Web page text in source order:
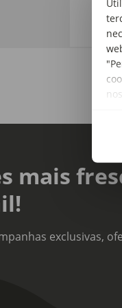
mais
exclusivas,